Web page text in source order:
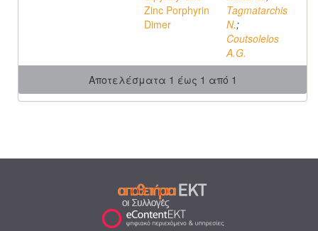
Zinc Porphyrin
Dimer
Tagmatarchis
N.;
Coutsolelos
A.G.
Αποτελέσματα 1 έως 1 από 1